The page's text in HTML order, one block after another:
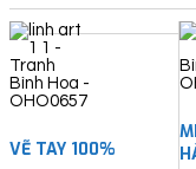
-
OHO0657
quantity
VẼ TAY 100%